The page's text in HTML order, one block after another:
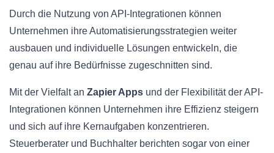
Durch die Nutzung von API-Integrationen können
Unternehmen ihre Automatisierungsstrategien weiter
ausbauen und individuelle Lösungen entwickeln, die
genau auf ihre Bedürfnisse zugeschnitten sind.
Mit der Vielfalt an Zapier Apps und der Flexibilität der API-
Integrationen können Unternehmen ihre Effizienz steigern
und sich auf ihre Kernaufgaben konzentrieren.
Steuerberater und Buchhalter berichten sogar von einer